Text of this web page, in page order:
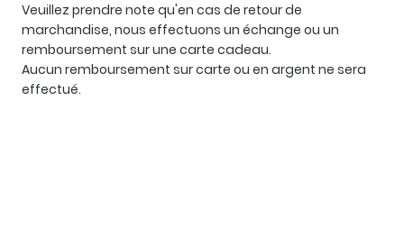
Veuillez prendre note qu'en cas de retour de
marchandise, nous effectuons un échange ou un
remboursement sur une carte cadeau.
Aucun remboursement sur carte ou en argent ne sera
effectué.